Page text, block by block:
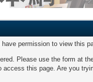
permission to view this
Please use the form at
access this page. Are you